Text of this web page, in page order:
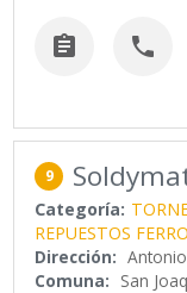
 
9
Categoría:
REPUESTOS
Dirección:
Comuna: San